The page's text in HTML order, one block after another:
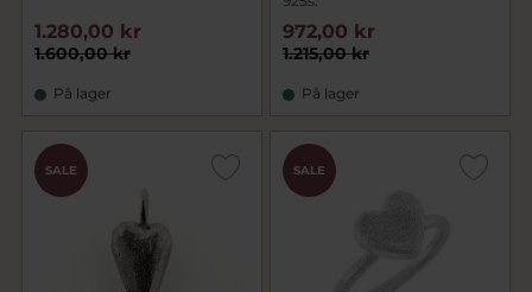
1.600,00 kr
1.280,00 kr
På lager
1.215,00 kr
972,00 kr
På lager
SALE SALE